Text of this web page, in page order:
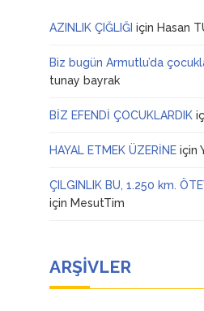
AZINLIK ÇIĞLIĞI için Hasan
Biz bugün Armutlu’da
tunay bayrak
BİZ EFENDİ ÇOCUKLARDIK
HAYAL ETMEK ÜZERİNE için
ÇILGINLIK BU, 1.250 km.
için MesutTim
ARŞIVLER